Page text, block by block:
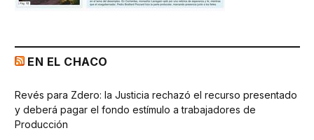
EN EL CHACO
Revés para Zdero: la Justicia rechazó el recurso presentado
y deberá pagar el fondo estímulo a trabajadores de
Producción